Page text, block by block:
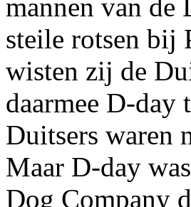
mannen van de
steile rotsen bij
wisten zij de
daarmee D-day
Duitsers waren
Maar D-day
Dog Company